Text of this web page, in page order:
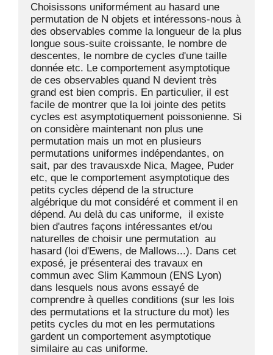
Choisissons uniformément au hasard une
permutation de N objets et intéressons-nous à
des observables comme la longueur de la plus
longue sous-suite croissante, le nombre de
descentes, le nombre de cycles d'une taille
donnée etc. Le comportement asymptotique
de ces observables quand N devient très
grand est bien compris. En particulier, il est
facile de montrer que la loi jointe des petits
cycles est asymptotiquement poissonienne. Si
on considère maintenant non plus une
permutation mais un mot en plusieurs
permutations uniformes indépendantes, on
sait, par des travausxde Nica, Magee, Puder
etc, que le comportement asymptotique des
petits cycles dépend de la structure
algébrique du mot considéré et comment il en
dépend. Au delà du cas uniforme,  il existe
bien d'autres façons intéressantes et/ou
naturelles de choisir une permutation  au
hasard (loi d'Ewens, de Mallows...). Dans cet
exposé, je présenterai des travaux en
commun avec Slim Kammoun (ENS Lyon)
dans lesquels nous avons essayé de
comprendre à quelles conditions (sur les lois
des permutations et la structure du mot) les
petits cycles du mot en les permutations
gardent un comportement asymptotique
similaire au cas uniforme.